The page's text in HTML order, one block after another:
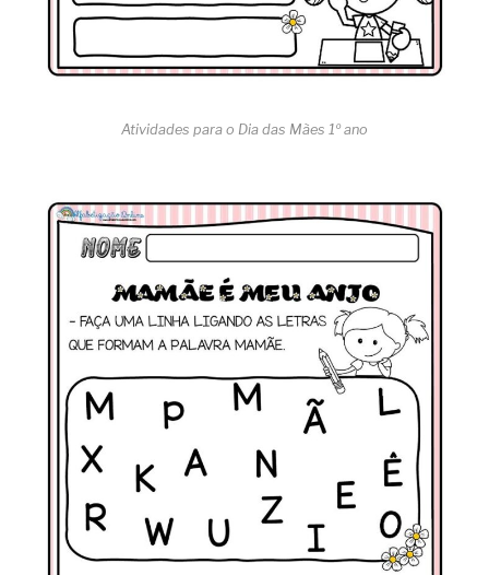
Atividades para o Dia das Mães 1º ano